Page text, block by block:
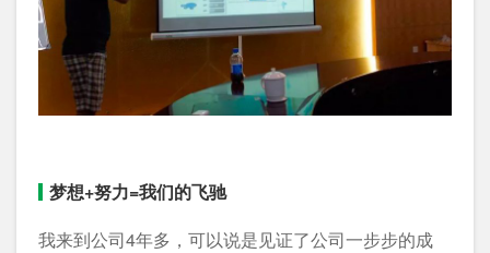
梦想+努力=我们的飞驰
我来到公司4年多，可以说是见证了公司一步步的成